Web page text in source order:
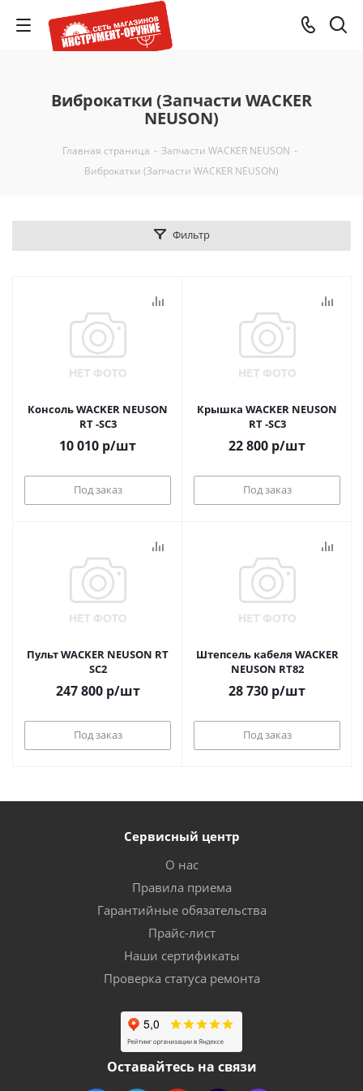
Виброкатки (Запчасти WACKER
NEUSON)
Главная страница - Запчасти WACKER NEUSON -
Виброкатки (Запчасти WACKER NEUSON)
Фильтр
Консоль WACKER NEUSON
RT -SC3
10 010 р/шт
Под заказ
Крышка WACKER NEUSON
RT -SC3
22 800 р/шт
Под заказ
Пульт WACKER NEUSON RT
SC2
247 800р/шт
Под заказ
Штепсель кабеля WACKER
NEUSON RT82
28 730 р/шт
Под заказ
Сервисный центр
О нас
Правила приема
Гарантийные обязательства
Прайс-лист
Наши сертификаты
Проверка статуса ремонта
Оставайтесь на связи